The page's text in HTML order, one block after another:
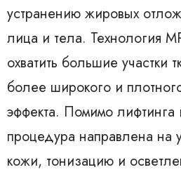
устранению жировых
лица и тела. Технология
охватить большие участки
более широкого и
эффекта. Помимо
процедура направлена на
кожи, тонизацию и